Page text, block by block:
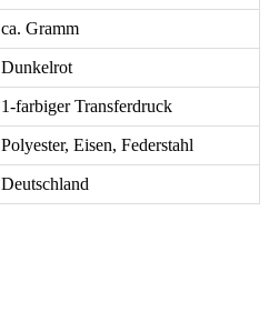
ca. Gramm
Dunkelrot
1-farbiger Transferdruck
Polyester, Eisen, Federstahl
Deutschland